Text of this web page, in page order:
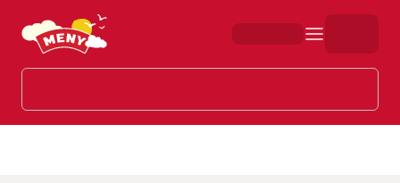
Hopp til hovedinnhold